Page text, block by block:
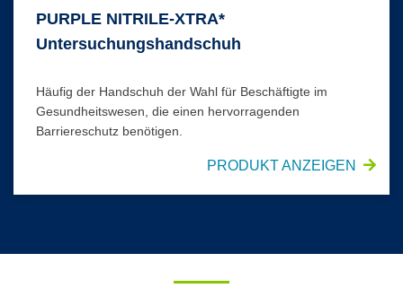
PURPLE NITRILE-XTRA*
Untersuchungshandschuh
Häufig der Handschuh der Wahl für Beschäftigte im
Gesundheitswesen, die einen hervorragenden
Barriereschutz benötigen.
PRODUKT ANZEIGEN